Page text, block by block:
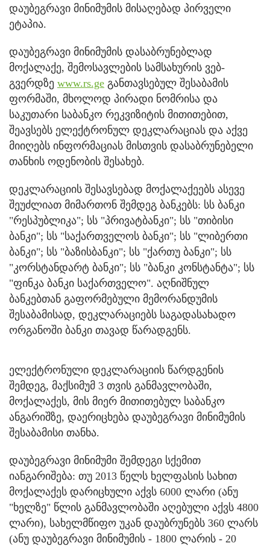
დაუბეგრავი მინიმუმის მისაღებად პირველი
ეტაპია.
დაუბეგრავი მინიმუმის დასაბრუნებლად
მოქალაქე, შემოსავლების სამსახურის ვებ-
გვერდზე www.rs.ge განთავსებულ შესაბამის
ფორმაში, მხოლოდ პირადი ნომრისა და
საკუთარი საბანკო რეკვიზიტის მითითებით,
შეავსებს ელექტრონულ დეკლარაციას და აქვე
მიიღებს ინფორმაციას მისთვის დასაბრუნებელი
თანხის ოდენობის შესახებ.
დეკლარაციის შესავსებად მოქალაქეებს ასევე
შეუძლიათ მიმართონ შემდეგ ბანკებს: სს ბანკი
"რესპუბლიკა"; სს "პრივატბანკი"; სს "თიბისი
ბანკი"; სს "საქართველოს ბანკი"; სს "ლიბერთი
ბანკი"; სს "ბაზისბანკი"; სს "ქართუ ბანკი"; სს
"კორსტანდარტ ბანკი"; სს "ბანკი კონსტანტა"; სს
"ფინკა ბანკი საქართველო". აღნიშნულ
ბანკებთან გაფორმებული მემორანდუმის
შესაბამისად, დეკლარაციებს საგადასახადო
ორგანოში ბანკი თავად წარადგენს.
ელექტრონული დეკლარაციის წარდგენის
შემდეგ, მაქსიმუმ 3 თვის განმავლობაში,
მოქალაქეს, მის მიერ მითითებულ საბანკო
ანგარიშზე, დაერიცხება დაუბეგრავი მინიმუმის
შესაბამისი თანხა.
დაუბეგრავი მინიმუმი შემდეგი სქემით
იანგარიშება: თუ 2013 წელს ხელფასის სახით
მოქალაქეს დარიცხული აქვს 6000 ლარი (ანუ
"ხელზე" წლის განმავლობაში აღებული აქვს 4800
ლარი), სახელმწიფო უკან დაუბრუნებს 360 ლარს
(ანუ დაუბეგრავი მინიმუმის - 1800 ლარის - 20